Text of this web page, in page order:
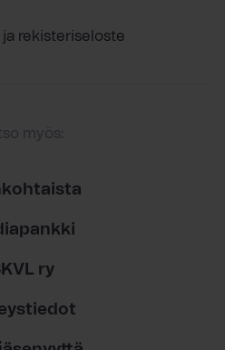
ja rekisteriseloste
myös:
ry